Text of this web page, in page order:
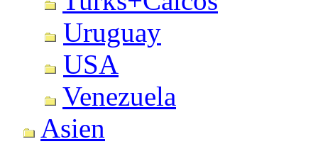
Uruguay
USA
Venezuela
Asien